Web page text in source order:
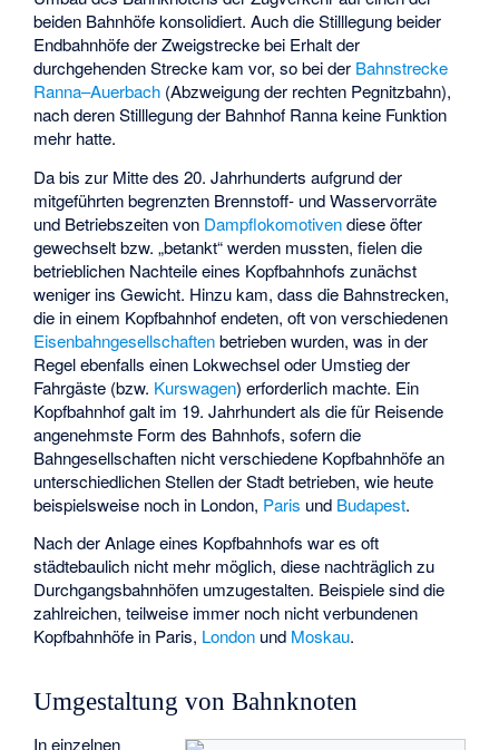
beiden Bahnhöfe konsolidiert. Auch die Stilllegung beider
Endbahnhöfe der Zweigstrecke bei Erhalt der
durchgehenden Strecke kam vor, so bei der Bahnstrecke
Ranna–Auerbach (Abzweigung der rechten Pegnitzbahn),
nach deren Stilllegung der Bahnhof Ranna keine Funktion
mehr hatte.
Da bis zur Mitte des 20. Jahrhunderts aufgrund der
mitgeführten begrenzten Brennstoff- und Wasservorräte
und Betriebszeiten von Dampflokomotivendiese öfter
gewechselt bzw. „betankt“ werden mussten, fielen die
betrieblichen Nachteile eines Kopfbahnhofs zunächst
weniger ins Gewicht. Hinzu kam, dass die Bahnstrecken,
die in einem Kopfbahnhof endeten, oft von verschiedenen
Eisenbahngesellschaftenbetrieben wurden, was in der
Regel ebenfalls einen Lokwechsel oder Umstieg der
Fahrgäste (bzw. Kurswagen) erforderlich machte. Ein
Kopfbahnhof galt im 19. Jahrhundert als die für Reisende
angenehmste Form des Bahnhofs, sofern die
Bahngesellschaften nicht verschiedene Kopfbahnhöfe an
unterschiedlichen Stellen der Stadt betrieben, wie heute
beispielsweise noch in London, Paris und Budapest.
Nach der Anlage eines Kopfbahnhofs war es oft
städtebaulich nicht mehr möglich, diese nachträglich zu
Durchgangsbahnhöfen umzugestalten. Beispiele sind die
zahlreichen, teilweise immer noch nicht verbundenen
Kopfbahnhöfe in Paris, London und Moskau.
Umgestaltung von Bahnknoten
In einzelnen